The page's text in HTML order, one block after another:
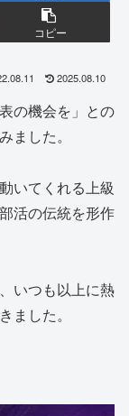
コピー
2025.08.10
の機会を」との
ました。
いてくれる上級
活の伝統を形作
いつも以上に熱
ました。